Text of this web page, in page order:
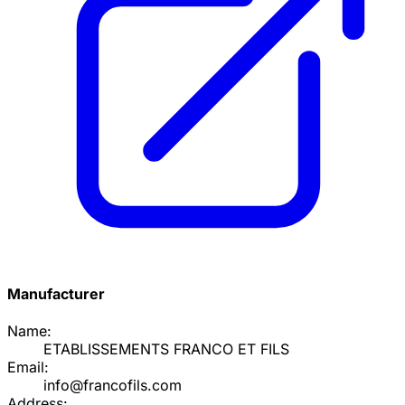
Manufacturer
Name:
ETABLISSEMENTS FRANCO ET FILS
Email:
info@francofils.com